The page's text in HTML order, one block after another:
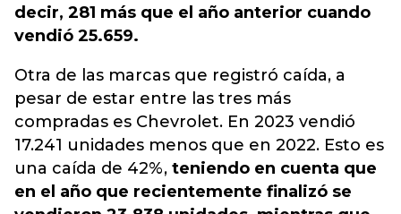
decir, 281 más que el año anterior cuando
vendió 25.659.
Otra de las marcas que registró caída, a
pesar de estar entre las tres más
compradas es Chevrolet. En 2023 vendió
17.241 unidades menos que en 2022. Esto es
una caída de 42%, teniendo en cuenta que
en el año que recientemente finalizó se